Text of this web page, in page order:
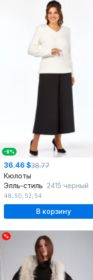
-6%
36.46 $38.77
Кюлоты
Элль-стиль 2415 черный
48, 50, 52, 54
В корзину
%